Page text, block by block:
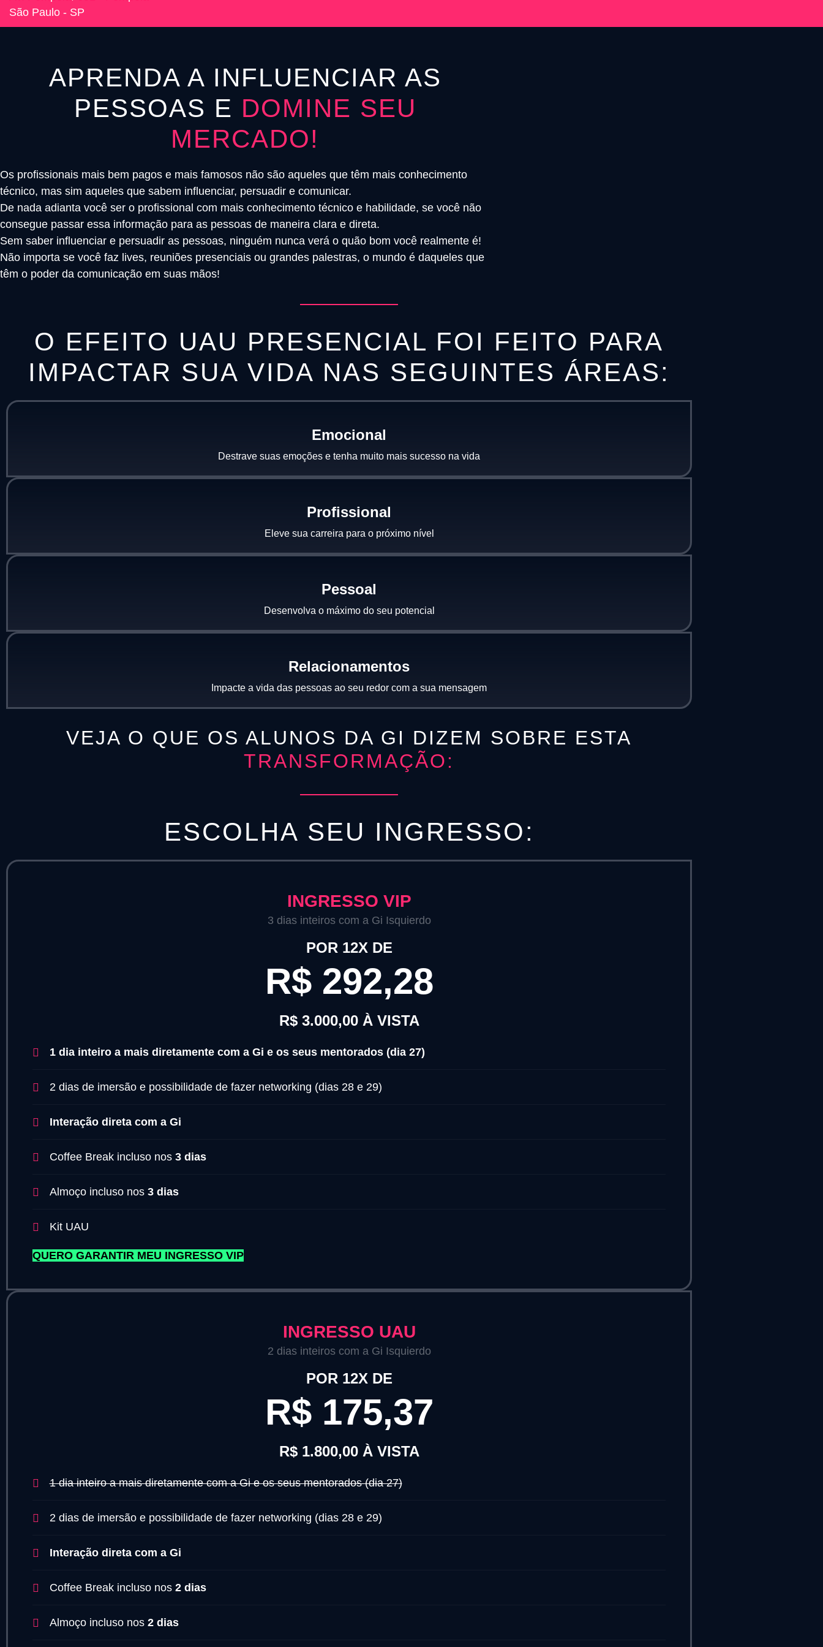
São Paulo - SP
APRENDA A INFLUENCIAR AS
PESSOAS E DOMINE SEU
MERCADO!
Os profissionais mais bem pagos e mais famosos não são aqueles que têm mais conhecimento
técnico, mas sim aqueles que sabem influenciar, persuadir e comunicar.
De nada adianta você ser o profissional com mais conhecimento técnico e habilidade, se você não
consegue passar essa informação para as pessoas de maneira clara e direta.
Sem saber influenciar e persuadir as pessoas, ninguém nunca verá o quão bom você realmente é!
Não importa se você faz lives, reuniões presenciais ou grandes palestras, o mundo é daqueles que
têm o poder da comunicação em suas mãos!
O EFEITO UAU PRESENCIAL FOI FEITO PARA
IMPACTAR SUA VIDA NAS SEGUINTES ÁREAS:
Emocional
Destrave suas emoções e tenha muito mais sucesso na vida
Profissional
Eleve sua carreira para o próximo nível
Pessoal
Desenvolva o máximo do seu potencial
Relacionamentos
Impacte a vida das pessoas ao seu redor com a sua mensagem
VEJA O QUE OS ALUNOS DA GI DIZEM SOBRE ESTA
TRANSFORMAÇÃO:
ESCOLHA SEU INGRESSO:
INGRESSO VIP
3 dias inteiros com a Gi Isquierdo
POR 12X DE
R$ 292,28
R$ 3.000,00 À VISTA
1 dia inteiro a mais diretamente com a Gi e os seus mentorados (dia 27)
2 dias de imersão e possibilidade de fazer networking (dias 28 e 29)
Interação direta com a Gi
Coffee Break incluso nos 3 dias
Almoço incluso nos 3 dias
Kit UAU
QUERO GARANTIR MEU INGRESSO VIP
INGRESSO UAU
2 dias inteiros com a Gi Isquierdo
POR 12X DE
R$ 175,37
R$ 1.800,00 À VISTA
1 dia inteiro a mais diretamente com a Gi e os seus mentorados (dia 27)
2 dias de imersão e possibilidade de fazer networking (dias 28 e 29)
Interação direta com a Gi
Coffee Break incluso nos 2 dias
Almoço incluso nos 2 dias